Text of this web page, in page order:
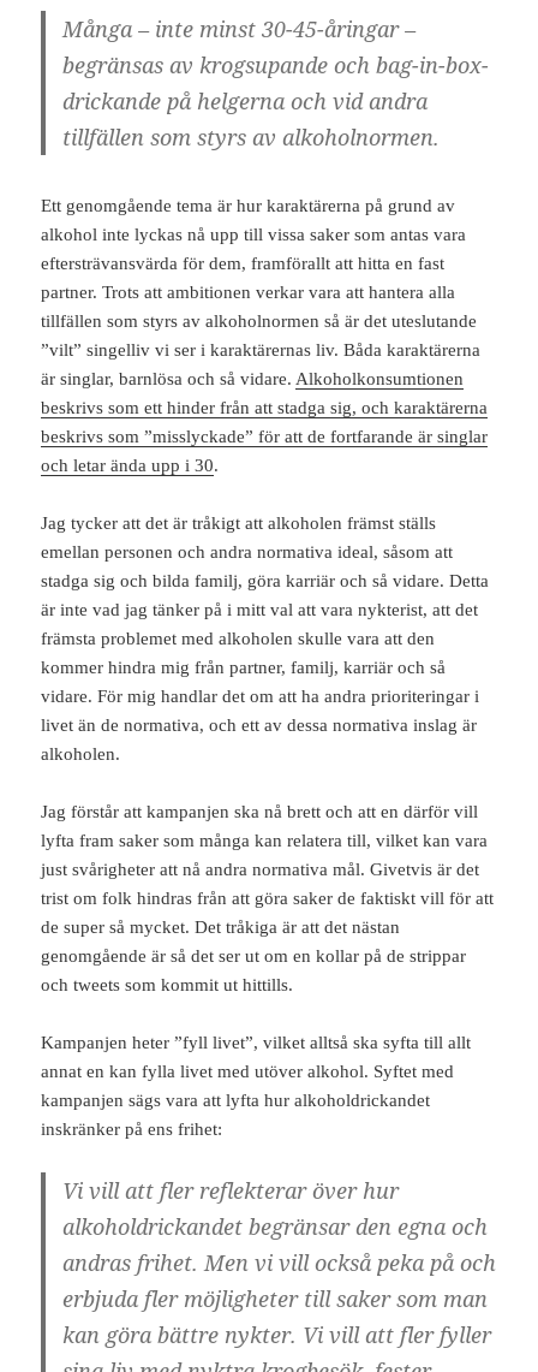
Många – inte minst 30-45-åringar –
begränsas av krogsupande och bag-in-box-
drickande på helgerna och vid andra
tillfällen som styrs av alkoholnormen.
Ett genomgående tema är hur karaktärerna på grund av
alkohol inte lyckas nå upp till vissa saker som antas vara
eftersträvansvärda för dem, framförallt att hitta en fast
partner. Trots att ambitionen verkar vara att hantera alla
tillfällen som styrs av alkoholnormen så är det uteslutande
”vilt” singelliv vi ser i karaktärernas liv. Båda karaktärerna
är singlar, barnlösa och så vidare. Alkoholkonsumtionen
beskrivs som ett hinder från att stadga sig, och karaktärerna
beskrivs som ”misslyckade” för att de fortfarande är singlar
och letar ända upp i 30.
Jag tycker att det är tråkigt att alkoholen främst ställs
emellan personen och andra normativa ideal, såsom att
stadga sig och bilda familj, göra karriär och så vidare. Detta
är inte vad jag tänker på i mitt val att vara nykterist, att det
främsta problemet med alkoholen skulle vara att den
kommer hindra mig från partner, familj, karriär och så
vidare. För mig handlar det om att ha andra prioriteringar i
livet än de normativa, och ett av dessa normativa inslag är
alkoholen.
Jag förstår att kampanjen ska nå brett och att en därför vill
lyfta fram saker som många kan relatera till, vilket kan vara
just svårigheter att nå andra normativa mål. Givetvis är det
trist om folk hindras från att göra saker de faktiskt vill för att
de super så mycket. Det tråkiga är att det nästan
genomgående är så det ser ut om en kollar på de strippar
och tweets som kommit ut hittills.
Kampanjen heter ”fyll livet”, vilket alltså ska syfta till allt
annat en kan fylla livet med utöver alkohol. Syftet med
kampanjen sägs vara att lyfta hur alkoholdrickandet
inskränker på ens frihet:
Vi vill att fler reflekterar över hur
alkoholdrickandet begränsar den egna och
andras frihet. Men vi vill också peka på och
erbjuda fler möjligheter till saker som man
kan göra bättre nykter. Vi vill att fler fyller